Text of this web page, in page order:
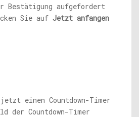
Bestätigung aufgefordert
Sie auf Jetzt anfangen
einen Countdown-Timer
der Countdown-Timer